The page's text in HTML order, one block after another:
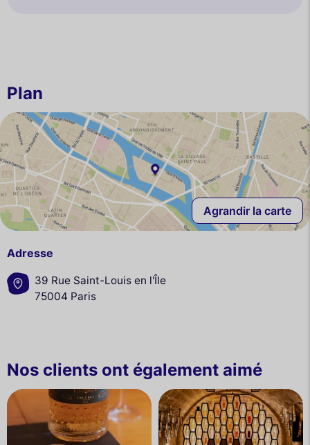
Plan
Agrandir la carte
Adresse
39 Rue Saint-Louis en l'Île
75004 Paris
Nos clients ont également aimé